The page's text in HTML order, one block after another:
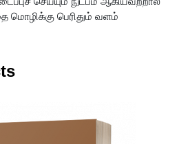
மொழிக்கு பெரிதும் வளம்